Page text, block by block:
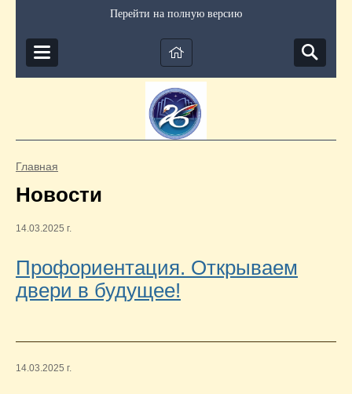
Перейти на полную версию
Главная
Новости
14.03.2025 г.
Профориентация. Открываем
двери в будущее!
14.03.2025 г.